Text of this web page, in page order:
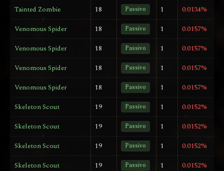
Tainted Zombie
18 Passivo 1
0.0134%
Venomous Spider
18 Passivo 1
0.0157%
Venomous Spider
18 Passivo 1
0.0157%
Venomous Spider
18 Passivo 1
0.0157%
Venomous Spider
18 Passivo 1
0.0157%
Skeleton Scout
19 Passivo 1
0.0152%
Skeleton Scout
19 Passivo 1
0.0152%
Skeleton Scout
19 Passivo 1
0.0152%
Skeleton Scout
19 Passivo 1
0.0152%